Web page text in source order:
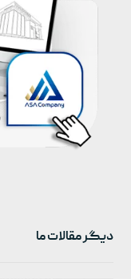
دیگر مقالات ما